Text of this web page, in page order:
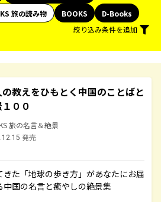
旅の読み物 BOOKS
D-Books
絞り込み条件を追加
教えをひもとく中国のことばと
００
旅の名言＆絶景
発売
た「地球の歩き方」があなたにお届
国の名言と癒やしの絶景集